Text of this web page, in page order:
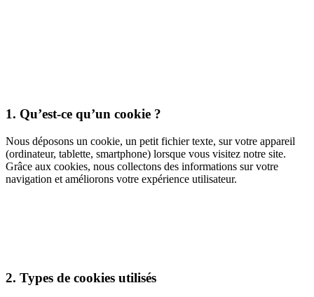
1. Qu’est-ce qu’un cookie ?
Nous déposons un cookie, un petit fichier texte, sur votre appareil
(ordinateur, tablette, smartphone) lorsque vous visitez notre site.
Grâce aux cookies, nous collectons des informations sur votre
navigation et améliorons votre expérience utilisateur.
2. Types de cookies utilisés